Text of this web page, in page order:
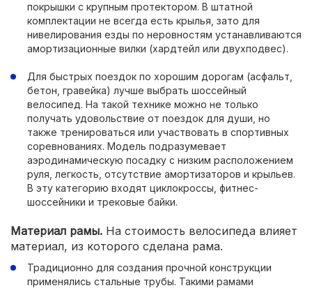
покрышки с крупным протектором. В штатной
комплектации не всегда есть крылья, зато для
нивелирования езды по неровностям устанавливаются
амортизационные вилки (хардтейл или двухподвес).
Для быстрых поездок по хорошим дорогам (асфальт,
бетон, гравейка) лучше выбрать шоссейный
велосипед. На такой технике можно не только
получать удовольствие от поездок для души, но
также тренироваться или участвовать в спортивных
соревнованиях. Модель подразумевает
аэродинамическую посадку с низким расположением
руля, легкость, отсутствие амортизаторов и крыльев.
В эту категорию входят циклокроссы, фитнес-
шоссейники и трековые байки.
Материал рамы. На стоимость велосипеда влияет
материал, из которого сделана рама.
Традиционно для создания прочной конструкции
применялись стальные трубы. Такими рамами